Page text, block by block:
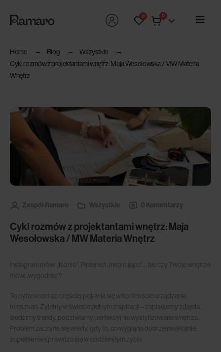
0 0
Home Blog
Wszystkie
Cykl rozmów z projektantami wnętrz: Maja Wesołowska / MW Materia
Wnętrz
Zespół Ramaro Wszystkie 0 Komentarzy
Cykl rozmów z projektantami wnętrz: Maja
Wesołowska / MW Materia Wnętrz
Instagram mówi „ładnie”, Pinterest „inspirująco”… ale czy Twoje wnętrze
mówi „wygodnie”?
To pytanie coraz częściej pojawia się w kontekście urządzania
mieszkań. Żyjemy w świecie pełnym inspiracji – zapisujemy zdjęcia,
śledzimy trendy, podziwiamy perfekcyjnie wystylizowane wnętrza.
Problem zaczyna się wtedy, gdy to, co wygląda dobrze na ekranie,
zupełnie nie sprawdza się w codziennym życiu.